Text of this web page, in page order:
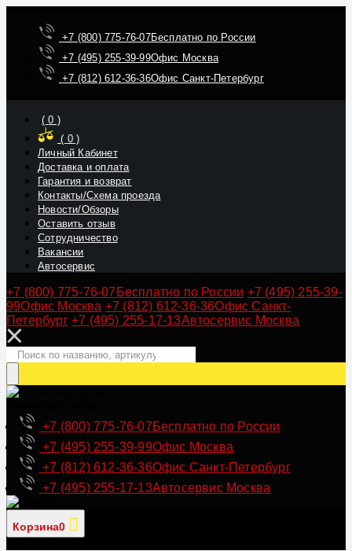
+7 (800) 775-76-07Бесплатно по России
+7 (495) 255-39-99Офис Москва
+7 (812) 612-36-36Офис Санкт-Петербург
(0 )
( 0)
Личный Кабинет
Доставка и оплата
Гарантия и возврат
Контакты/Схема проезда
Новости/Обзоры
Оставить отзыв
Сотрудничество
Вакансии
Автосервис
+7 (800) 775-76-07 Бесплатно по России +7 (495) 255-39-
99Офис Москва +7 (812) 612-36-36Офис Санкт-
Петербург +7 (495) 255-17-13Автосервис Москва
+7 (800) 775-76-07Бесплатно по России
+7 (495) 255-39-99Офис Москва
+7 (812) 612-36-36Офис Санкт-Петербург
+7 (495) 255-17-13Автосервис Москва
Корзина0